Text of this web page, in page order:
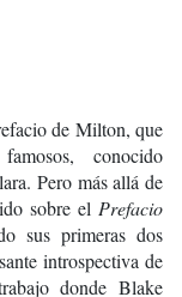
de Milton, que
conocido
Pero más allá de
sobre el Prefacio
sus primeras dos
introspectiva de
donde Blake